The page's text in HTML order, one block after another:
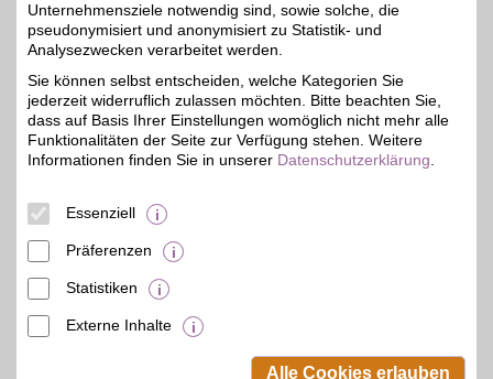
12%
Naturprodukte Schwarz
Hier lautet das Motto
erfahrener Partner bietet
Produkte aus natürlichen,
hochwertigen
Inhaltsstoffen - von
Körperpflege bis Hygiene.
Beamten-Selbsthilfewerk GmbH.
Unternehmensziele notwendig sind, sowie solche, die
pseudonymisiert und anonymisiert zu Statistik- und
Analysezwecken verarbeitet werden.
Sie können selbst entscheiden, welche Kategorien Sie
jederzeit widerruflich zulassen möchten. Bitte beachten Sie,
dass auf Basis Ihrer Einstellungen womöglich nicht mehr alle
Funktionalitäten der Seite zur Verfügung stehen. Weitere
Informationen finden Sie in unserer Datenschutzerklärung
Essenziell
Präferenzen
Statistiken
Externe Inhalte
Alle Cookies erlauben